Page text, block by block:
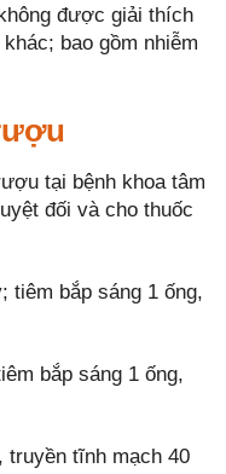
được giải thích
bao gồm nhiễm
tại bệnh khoa tâm
đối và cho thuốc
tiêm bắp sáng 1 ống,
bắp sáng 1 ống,
truyền tĩnh mạch 40